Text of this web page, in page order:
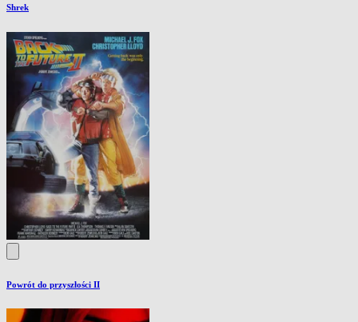
Shrek
Powrót do przyszłości II